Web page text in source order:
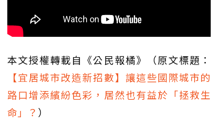
本文授權轉載自《公民報橘》（原文標題：
【宜居城市改造新招數】讓這些國際城市的
路口增添繽紛色彩，居然也有益於「拯救生
命」？ ）